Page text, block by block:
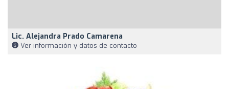
Lic. Alejandra Prado Camarena
Ver información y datos de contacto